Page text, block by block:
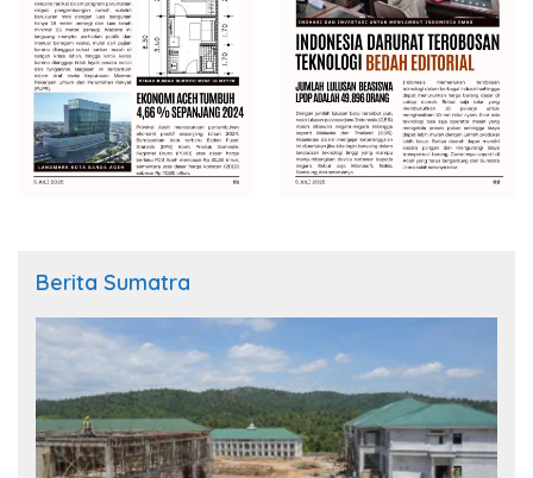
Berita Sumatra